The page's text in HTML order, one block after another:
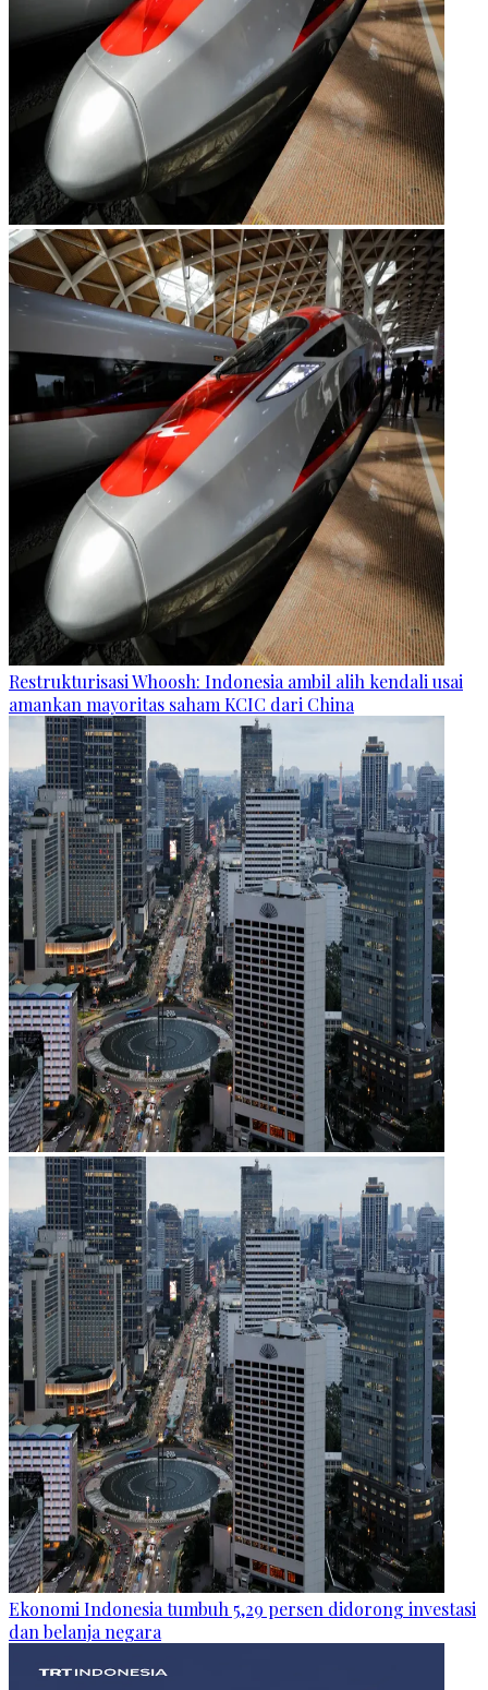
Restrukturisasi Whoosh: Indonesia ambil alih kendali usai
amankan mayoritas saham KCIC dari China
Ekonomi Indonesia tumbuh 5,29 persen didorong investasi
dan belanja negara